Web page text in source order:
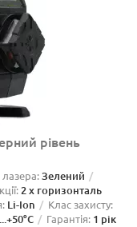
рівень
Зелений
2 x горизонталь
Li-Ion Клас захисту:
Гарантія: 1 рік